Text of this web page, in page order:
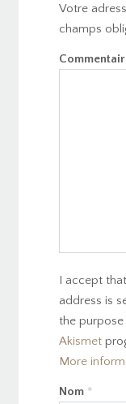
Votre
champs
I accept
address is
the
Akismet
More
Nom *